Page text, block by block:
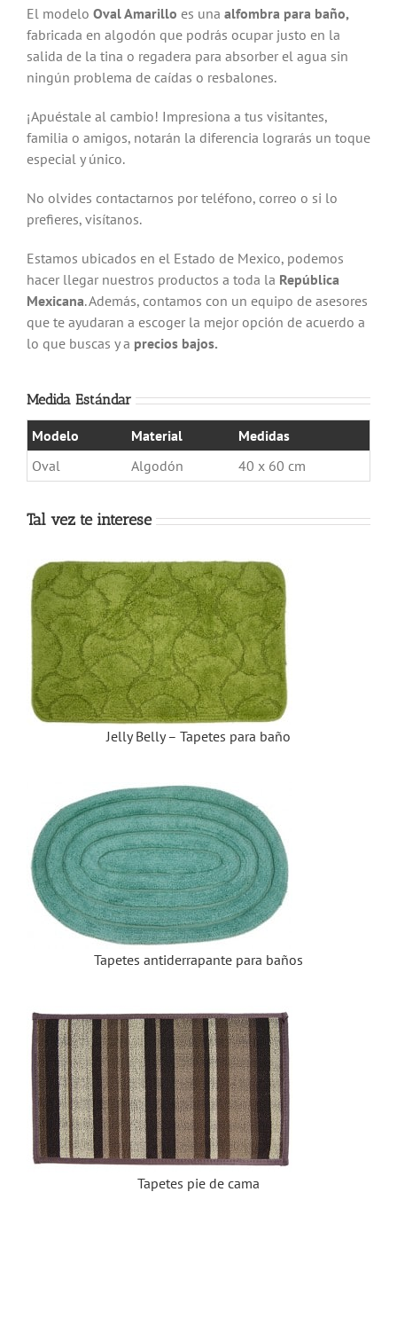
El modelo Oval Amarillo es una alfombra para baño,
fabricada en algodón que podrás ocupar justo en la
salida de la tina o regadera para absorber el agua sin
ningún problema de caídas o resbalones.
¡Apuéstale al cambio! Impresiona a tus visitantes,
familia o amigos, notarán la diferencia lograrás un toque
especial y único.
No olvides contactarnos por teléfono, correo o si lo
prefieres, visítanos.
Estamos ubicados en el Estado de Mexico, podemos
hacer llegar nuestros productos a toda la República
Mexicana. Además, contamos con un equipo de asesores
que te ayudaran a escoger la mejor opción de acuerdo a
lo que buscas y a precios bajos.
Medida Estándar
Modelo Material
Medidas
Oval
Algodón 40 x 60 cm
Tal vez te interese
Jelly Belly – Tapetes para baño
Tapetes antiderrapante para baños
Tapetes pie de cama